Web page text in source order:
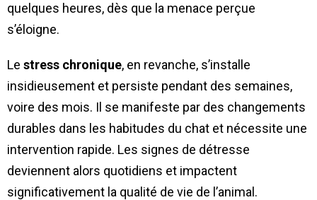
quelques heures, dès que la menace perçue
s’éloigne.
Le stress chronique, en revanche, s’installe
insidieusement et persiste pendant des semaines,
voire des mois. Il se manifeste par des changements
durables dans les habitudes du chat et nécessite une
intervention rapide. Les signes de détresse
deviennent alors quotidiens et impactent
significativement la qualité de vie de l’animal.